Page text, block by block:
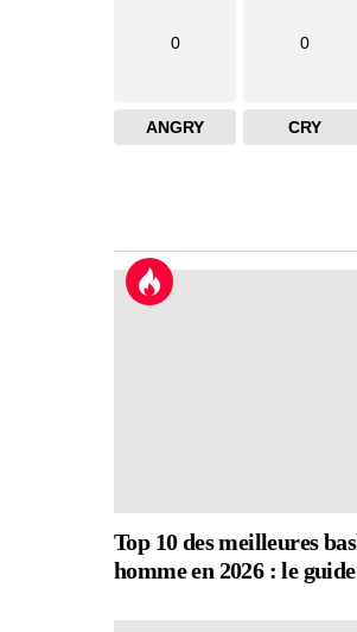
0
ANGRY
0
CRY
Top 10 des meilleures
homme en 2026 : le